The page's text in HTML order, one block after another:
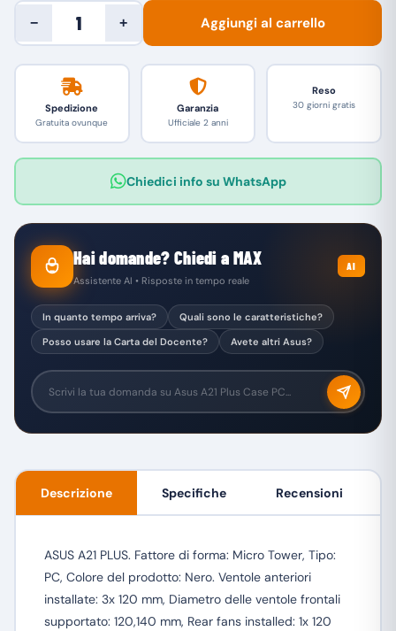
− + Aggiungi al carrello
Spedizione
Gratuita ovunque
Garanzia
Ufficiale 2 anni
Reso
30 giorni gratis
Chiedici info su WhatsApp
Hai domande? Chiedi a MAX
Assistente AI • Risposte in tempo reale
AI
In quanto tempo arriva?
Quali sono le caratteristiche?
Posso usare la Carta del Docente?
Avete altri Asus?
Descrizione Specifiche Recensioni
ASUS A21 PLUS. Fattore di forma: Micro Tower, Tipo:
PC, Colore del prodotto: Nero. Ventole anteriori
installate: 3x 120 mm, Diametro delle ventole frontali
supportato: 120,140 mm, Rear fans installed: 1x 120